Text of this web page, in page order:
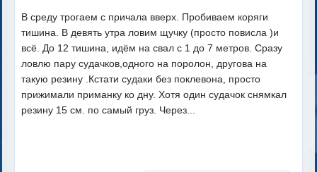
В среду трогаем с причала вверх. Пробиваем коряги
тишина. В девять утра ловим щучку (просто повисла )и
всё. До 12 тишина, идём на свал с 1 до 7 метров. Сразу
ловлю пару судачков,одного на поролон, другова на
такую резину .Кстати судаки без поклевона, просто
прижимали приманку ко дну. Хотя один судачок снямкал
резину 15 см. по самый груз. Через...